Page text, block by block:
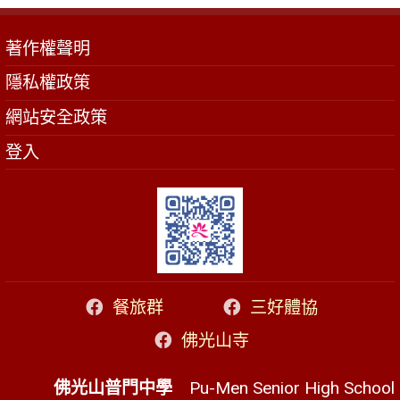
著作權聲明
隱私權政策
網站安全政策
登入
餐旅群
三好體協
佛光山寺
佛光山普門中學 Pu-Men Senior High School